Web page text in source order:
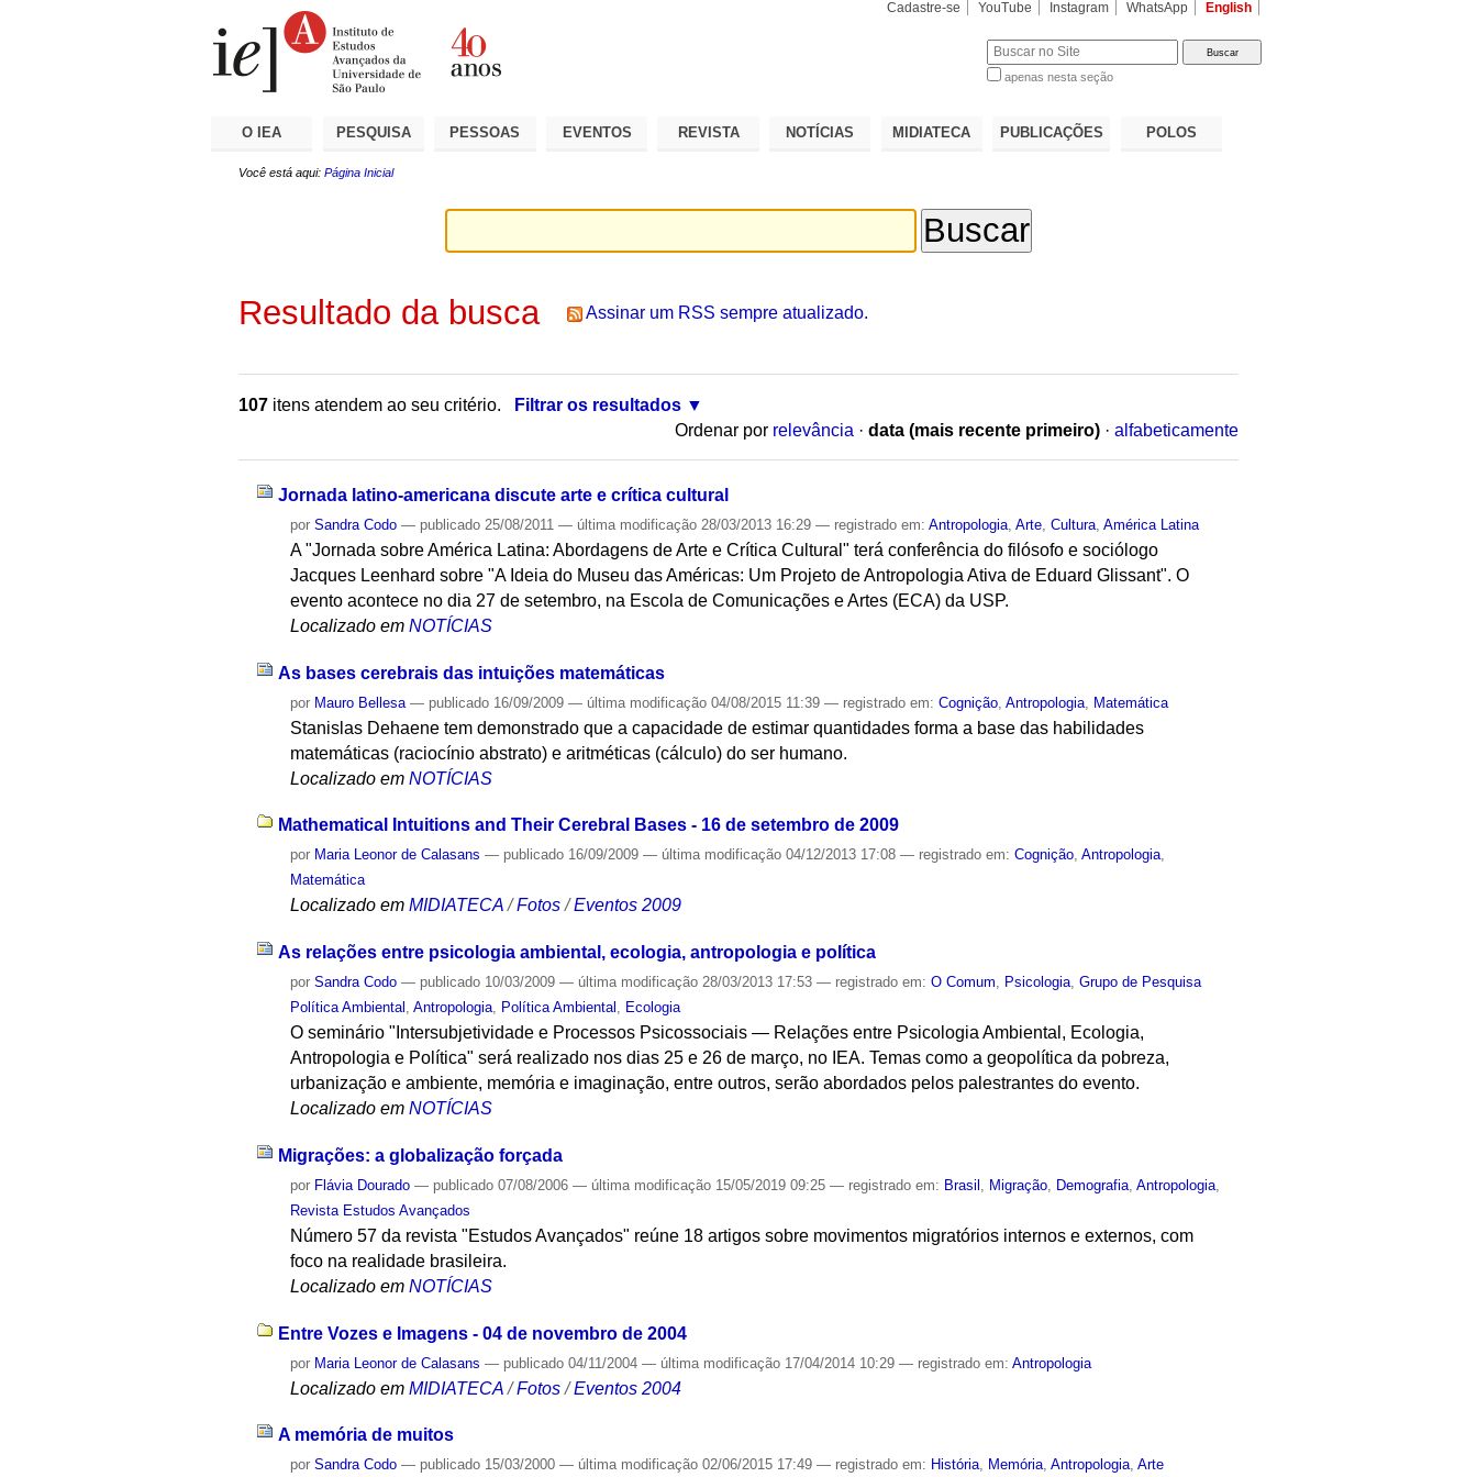
Cadastre-se YouTube Instagram WhatsApp English
apenas nesta seção
O IEA PESQUISA PESSOAS EVENTOS REVISTA NOTÍCIAS MIDIATECA PUBLICAÇÕES POLOS
Você está aqui: Página Inicial
Resultado da busca Assinar um RSS sempre atualizado.
107 itens atendem ao seu critério.
Filtrar os resultados
Ordenar por relevância · data (mais recente primeiro) · alfabeticamente
Jornada latino-americana discute arte e crítica cultural
porSandra Codo — publicado 25/08/2011— última modificação 28/03/2013 16:29— registrado em:Antropologia ,Arte ,Cultura ,América Latina
A "Jornada sobre América Latina: Abordagens de Arte e Crítica Cultural" terá conferência do filósofo e sociólogo
Jacques Leenhard sobre "A Ideia do Museu das Américas: Um Projeto de Antropologia Ativa de Eduard Glissant". O
evento acontece no dia 27 de setembro, na Escola de Comunicações e Artes (ECA) da USP.
Localizado em NOTÍCIAS
As bases cerebrais das intuições matemáticas
por Mauro Bellesa — publicado 16/09/2009— última modificação 04/08/2015 11:39— registrado em:Cognição ,Antropologia Matemática
Stanislas Dehaene tem demonstrado que a capacidade de estimar quantidades forma a base das habilidades
matemáticas (raciocínio abstrato) e aritméticas (cálculo) do ser humano.
Localizado em NOTÍCIAS
Mathematical Intuitions and Their Cerebral Bases - 16 de setembro de 2009
por Maria Leonor de Calasans — publicado 16/09/2009— última modificação 04/12/2013 17:08— registrado em:Cognição,Antropologia,
Matemática
Localizado em MIDIATECA /Fotos /Eventos 2009
As relações entre psicologia ambiental, ecologia, antropologia e política
porSandra Codo — publicado 10/03/2009— última modificação 28/03/2013 17:53— registrado em:O Comum, Psicologia,Grupo de Pesquisa
Política Ambiental ,Antropologia, Política Ambiental , Ecologia
O seminário "Intersubjetividade e Processos Psicossociais — Relações entre Psicologia Ambiental, Ecologia,
Antropologia e Política" será realizado nos dias 25 e 26 de março, no IEA. Temas como a geopolítica da pobreza,
urbanização e ambiente, memória e imaginação, entre outros, serão abordados pelos palestrantes do evento.
Localizado em NOTÍCIAS
Migrações: a globalização forçada
por Flávia Dourado — publicado 07/08/2006— última modificação 15/05/2019 09:25— registrado em: Brasil Migração Demografia ,Antropologia
Revista Estudos Avançados
Número 57 da revista "Estudos Avançados" reúne 18 artigos sobre movimentos migratórios internos e externos, com
foco na realidade brasileira.
Localizado em NOTÍCIAS
Entre Vozes e Imagens - 04 de novembro de 2004
por Maria Leonor de Calasans — publicado 04/11/2004— última modificação 17/04/2014 10:29— registrado em:Antropologia
Localizado em MIDIATECA /Fotos /Eventos 2004
A memória de muitos
porSandra Codo — publicado 15/03/2000— última modificação 02/06/2015 17:49— registrado em: História, Memória,Antropologia,Arte